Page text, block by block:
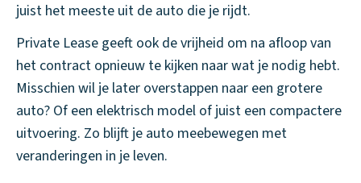
juist het meeste uit de auto die je rijdt.
Private Lease geeft ook de vrijheid om na afloop van
het contract opnieuw te kijken naar wat je nodig hebt.
Misschien wil je later overstappen naar een grotere
auto? Of een elektrisch model of juist een compactere
uitvoering. Zo blijft je auto meebewegen met
veranderingen in je leven.